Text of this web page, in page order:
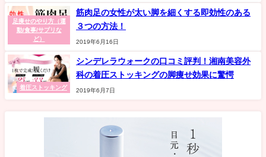
足痩せのやり方（運
動/食事/サプリな
ど）
筋肉足の女性が太い脚を細くする即効性のある
３つの方法！
2019年6月16日
着圧ストッキング
シンデレラウォークの口コミ評判！湘南美容外
科の着圧ストッキングの脚痩せ効果に驚愕
2019年6月7日